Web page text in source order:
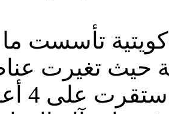
تأسست
صعبة حيث تغيرت